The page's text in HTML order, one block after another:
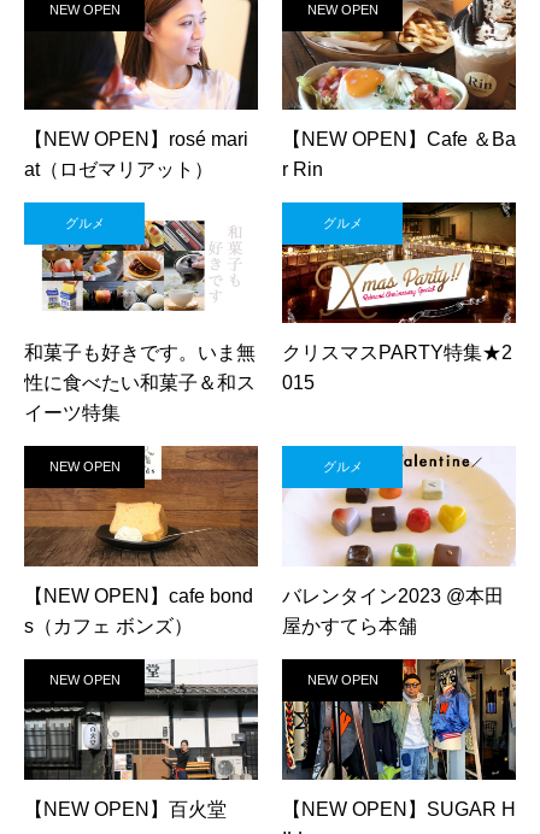
NEW OPEN
【NEW OPEN】rosé mari
at（ロゼマリアット）
NEW OPEN
【NEW OPEN】Cafe ＆Ba
r Rin
グルメ
和菓子も好きです。いま無
性に食べたい和菓子＆和ス
イーツ特集
グルメ
クリスマスPARTY特集★2
015
NEW OPEN
【NEW OPEN】cafe bond
s（カフェ ボンズ）
グルメ
バレンタイン2023 @本田
屋かすてら本舗
NEW OPEN
【NEW OPEN】百火堂
NEW OPEN
【NEW OPEN】SUGAR H